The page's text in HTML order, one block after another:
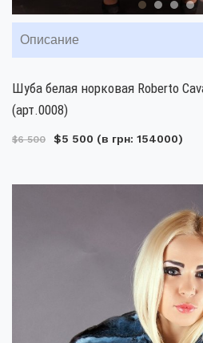
Описание
Шуба белая норковая Roberto
(арт.0008)
$6 500 $5 500 (в грн: 154000)